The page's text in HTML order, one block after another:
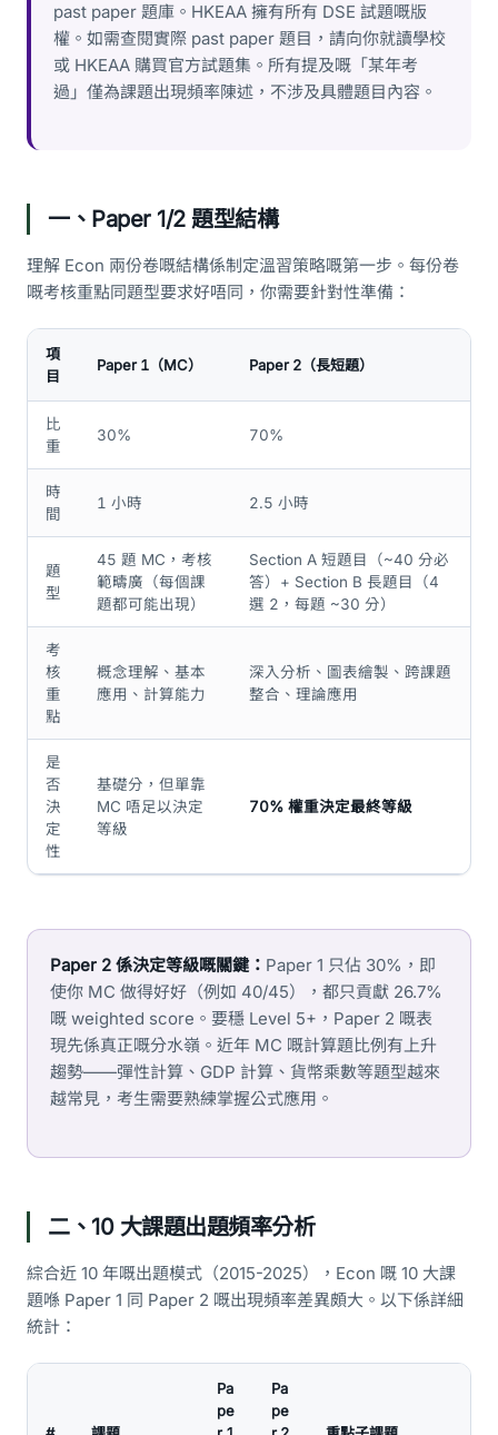
past paper 題庫。HKEAA 擁有所有 DSE 試題嘅版
權。如需查閱實際 past paper 題目，請向你就讀學校
或 HKEAA 購買官方試題集。所有提及嘅「某年考
過」僅為課題出現頻率陳述，不涉及具體題目內容。
一、Paper 1/2 題型結構
理解 Econ 兩份卷嘅結構係制定溫習策略嘅第一步。每份卷
嘅考核重點同題型要求好唔同，你需要針對性準備：
項
目
Paper 1（MC） Paper 2（長短題）
比
重
30% 70%
時
間
1 小時 2.5 小時
題
型
45 題 MC，考核
範疇廣（每個課
題都可能出現）
Section A 短題目（~40 分必
答）+ Section B 長題目（4
選 2，每題 ~30 分）
考
核
重
點
概念理解、基本
應用、計算能力
深入分析、圖表繪製、跨課題
整合、理論應用
是
否
決
定
性
基礎分，但單靠
MC 唔足以決定
等級
70% 權重決定最終等級
Paper 2 係決定等級嘅關鍵： Paper 1 只佔 30%，即
使你 MC 做得好好（例如 40/45），都只貢獻 26.7%
嘅 weighted score。要穩 Level 5+，Paper 2 嘅表
現先係真正嘅分水嶺。近年 MC 嘅計算題比例有上升
趨勢——彈性計算、GDP 計算、貨幣乘數等題型越來
越常見，考生需要熟練掌握公式應用。
二、10 大課題出題頻率分析
綜合近 10 年嘅出題模式（2015-2025），Econ 嘅 10 大課
題喺 Paper 1 同 Paper 2 嘅出現頻率差異頗大。以下係詳細
統計：
Pa
pe
Pa
pe